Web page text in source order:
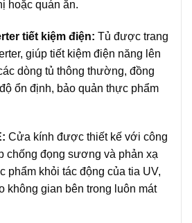
hoặc quán ăn.
tiết kiệm điện: Tủ được trang
giúp tiết kiệm điện năng lên
dòng tủ thông thường, đồng
ổn định, bảo quản thực phẩm
Cửa kính được thiết kế với công
chống đọng sương và phản xạ
phẩm khỏi tác động của tia UV,
không gian bên trong luôn mát